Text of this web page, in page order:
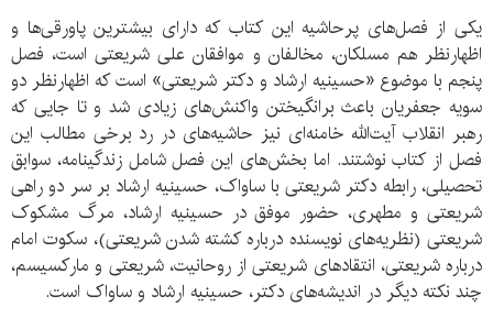
یکی از فصل‌های پرحاشیه این کتاب که دارای بیشترین پاورقی‌ها و
اظهارنظر هم مسلکان، مخالفان و موافقان علی شریعتی است، فصل
پنجم با موضوع «حسینیه ارشاد و دکتر شریعتی» است که اظهارنظر دو
سویه جعفریان باعث برانگیختن واکنش‌های زیادی شد و تا جایی که
رهبر انقلاب آیت‌الله خامنه‌ای نیز حاشیه‌های در رد برخی مطالب این
فصل از کتاب نوشتند. اما بخش‌های این فصل شامل زندگینامه، سوابق
تحصیلی، رابطه دکتر شریعتی با ساواک، حسینیه ارشاد بر سر دو راهی
شریعتی و مطهری، حضور موفق در حسینیه ارشاد، مرگ مشکوک
شریعتی (نظریه‌های نویسنده درباره کشته شدن شریعتی)، سکوت امام
درباره شریعتی، انتقادهای شریعتی از روحانیت، شریعتی و مارکسیسم،
چند نکته دیگر در اندیشه‌های دکتر، حسینیه ارشاد و ساواک است.